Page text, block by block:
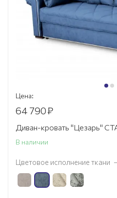
Цена:
64 790₽
Диван-кровать "Цезарь"
В наличии
Цветовое исполнение ткани